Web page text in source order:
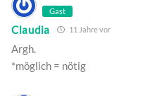
Gast
Claudia 11 Jahre vor
Argh.
*möglich = nötig